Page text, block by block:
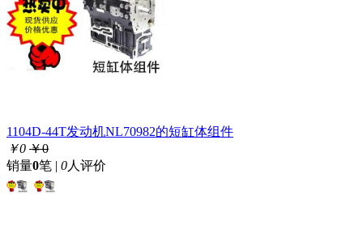
1104D-44T发动机NL70982的短缸体组件
￥0 ￥0
销量0笔 | 0人评价